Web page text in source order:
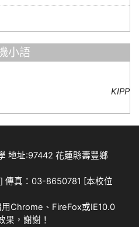
小語
KIPP
地址:97442 花蓮縣壽豐鄉
] 傳真：03-8650781 [本校位
Chrome 、 FireFox或IE10.0
果，謝謝！